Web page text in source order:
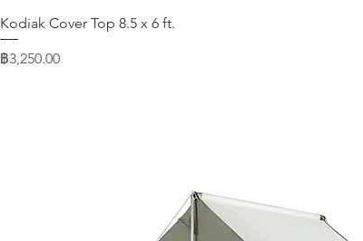
Kodiak Cover Top 8.5 x 6 ft.
ราคา
฿3,250.00